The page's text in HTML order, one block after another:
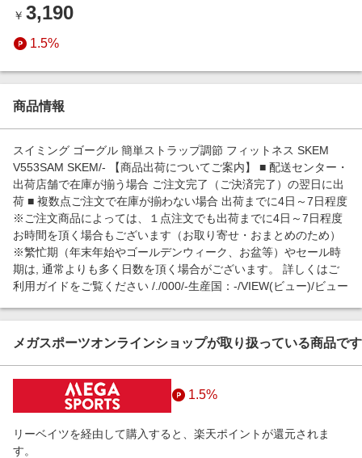
インテリア・寝具
ペット・花・DIY・車
旅行・レジャー・ホテル予約
生活・お役立ち
金融・マネー・保険
デジタルコンテンツ
ビジネス・その他サービス
旅行特集
わくわく夏特集
Apple公式サイト×楽天カード分割払い
Qoo10メガポ
週末の高還元 夏の長期版
￥ 3,190
1.5%
商品情報
スイミング ゴーグル 簡単ストラップ調節 フィットネス SKEM
V553SAM SKEM/- 【商品出荷についてご案内】 ■ 配送センター・
出荷店舗で在庫が揃う場合 ご注文完了（ご決済完了）の翌日に出
荷 ■ 複数点ご注文で在庫が揃わない場合 出荷までに4日～7日程度
※ご注文商品によっては、１点注文でも出荷までに4日～7日程度
お時間を頂く場合もございます（お取り寄せ・おまとめのため）
※繁忙期（年末年始やゴールデンウィーク、お盆等）やセール時
期は, 通常よりも多く日数を頂く場合がございます。 詳しくはご
利用ガイドをご覧ください /./000/-生産国：-/VIEW(ビュー)/ビュー
メガスポーツオンラインショップが取り扱っている商品です
1.5%
リーベイツを経由して購入すると、楽天ポイントが還元されま
す。